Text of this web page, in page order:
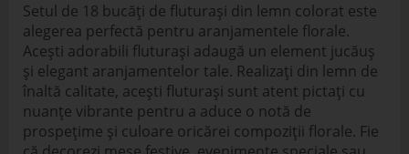
Setul de 18 bucăți de fluturași din lemn colorat este
alegerea perfectă pentru aranjamentele florale.
Acești adorabili fluturași adaugă un element jucăuș
și elegant aranjamentelor tale. Realizați din lemn de
înaltă calitate, acești fluturași sunt atent pictați cu
nuanțe vibrante pentru a aduce o notă de
prospețime și culoare oricărei compoziții florale. Fie